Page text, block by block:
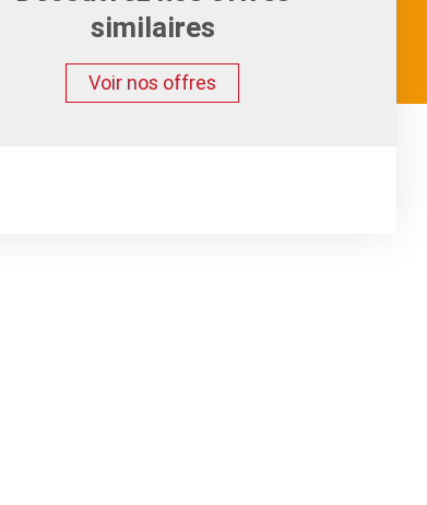
similaires
Voir nos offres